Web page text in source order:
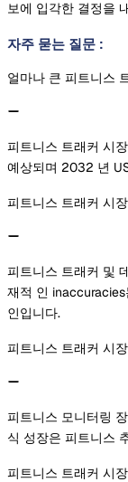
보에 입각한 결정을
자주 묻는 질문 :
얼마나 큰 피트니스
피트니스 트래커 시
예상되며 2032 년
피트니스 트래커 시
피트니스 트래커 및
재적 인
인입니다.
피트니스 트래커 시
피트니스 모니터링
식 성장은 피트니스
피트니스 트래커 시